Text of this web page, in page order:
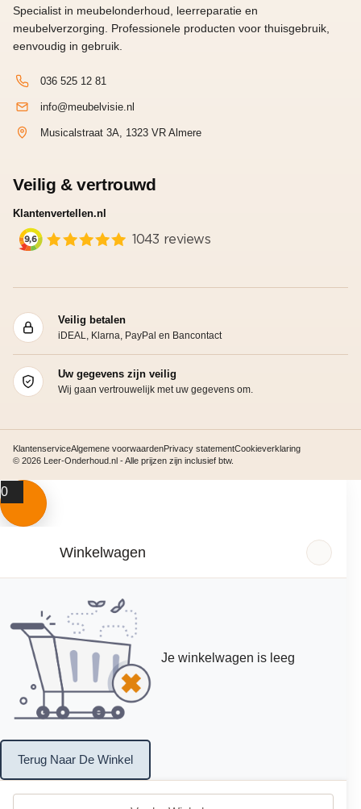
Specialist in meubelonderhoud, leerreparatie en
meubelverzorging. Professionele producten voor thuisgebruik,
eenvoudig in gebruik.
036 525 12 81
info@meubelvisie.nl
Musicalstraat 3A, 1323 VR Almere
Veilig & vertrouwd
Klantenvertellen.nl
Veilig betalen
iDEAL, Klarna, PayPal en Bancontact
Uw gegevens zijn veilig
Wij gaan vertrouwelijk met uw gegevens om.
KlantenserviceAlgemene voorwaardenPrivacy statementCookieverklaring
© 2026 Leer-Onderhoud.nl - Alle prijzen zijn inclusief btw.
0
Winkelwagen
Je winkelwagen is leeg
Terug Naar De Winkel